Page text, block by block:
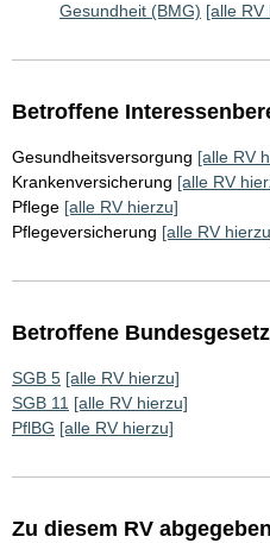
Gesundheit (BMG) [alle RV
Betroffene
Gesundheitsversorgung [alle RV
Krankenversicherung [alle RV
Pflege [alle RV hierzu]
Pflegeversicherung [alle RV
Betroffene
SGB 5 [alle RV hierzu]
SGB 11 [alle RV hierzu]
PflBG [alle RV hierzu]
Zu diesem RV